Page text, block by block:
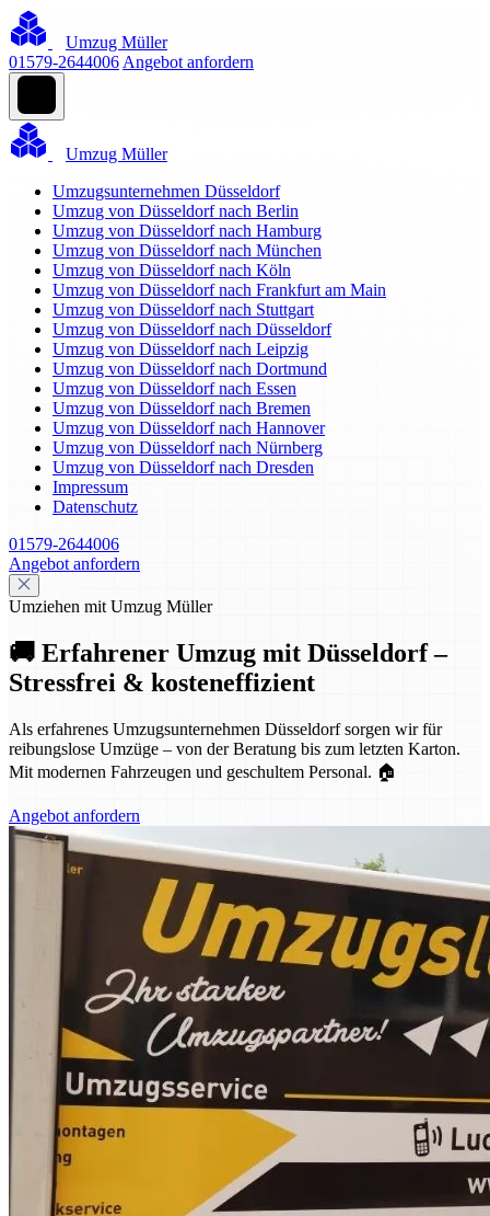
Umzug Müller
01579-2644006 Angebot anfordern
Umzug Müller
Umzugsunternehmen Düsseldorf
Umzug von Düsseldorf nach Berlin
Umzug von Düsseldorf nach Hamburg
Umzug von Düsseldorf nach München
Umzug von Düsseldorf nach Köln
Umzug von Düsseldorf nach Frankfurt am Main
Umzug von Düsseldorf nach Stuttgart
Umzug von Düsseldorf nach Düsseldorf
Umzug von Düsseldorf nach Leipzig
Umzug von Düsseldorf nach Dortmund
Umzug von Düsseldorf nach Essen
Umzug von Düsseldorf nach Bremen
Umzug von Düsseldorf nach Hannover
Umzug von Düsseldorf nach Nürnberg
Umzug von Düsseldorf nach Dresden
Impressum
Datenschutz
01579-2644006
Angebot anfordern
Umziehen mit Umzug Müller
🚚 Erfahrener Umzug mit Düsseldorf –
Stressfrei & kosteneffizient
Als erfahrenes Umzugsunternehmen Düsseldorf sorgen wir für
reibungslose Umzüge – von der Beratung bis zum letzten Karton.
Mit modernen Fahrzeugen und geschultem Personal. 🏠
Angebot anfordern